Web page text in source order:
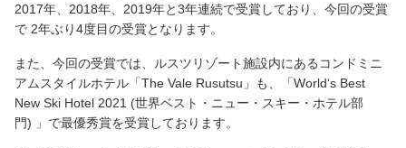
2017年、 2018年、 2019年と3年連続で受賞しており、今回の受賞
で 2年ぶり4度目の受賞となります。
また、今回の受賞では、ルスツリゾート施設内にあるコンドミニ
アムスタイルホテル「The Vale Rusutsu」も、「World‘s Best
New Ski Hotel 2021 (世界ベスト・ニュー・スキー・ホテル部
門) 」で最優秀賞を受賞しております。